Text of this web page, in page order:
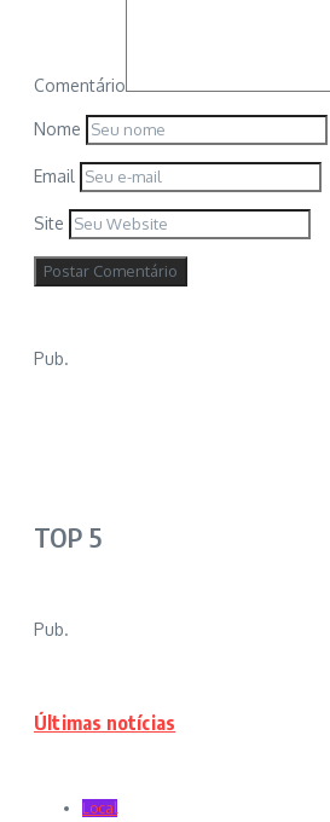
Comentário
Nome
Email
Site
Pub.
TOP 5
Pub.
Últimas notícias
Local